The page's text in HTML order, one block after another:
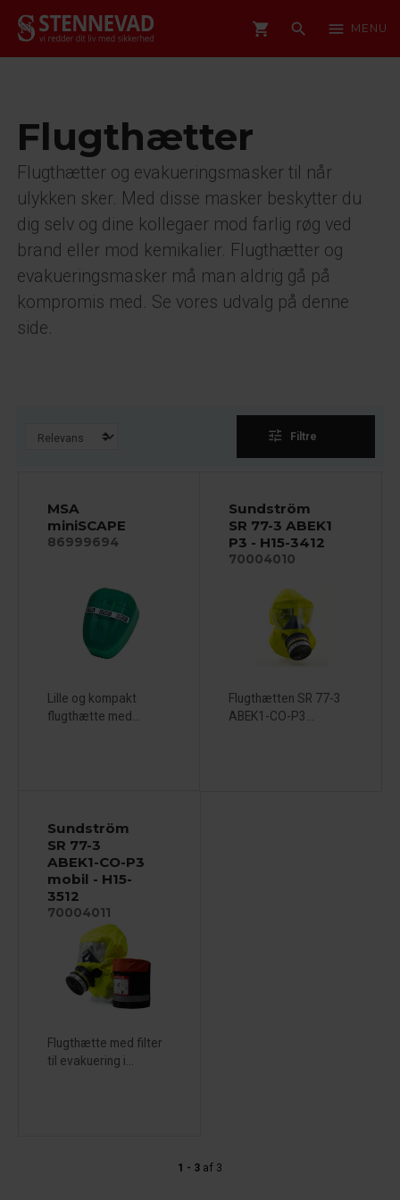
shopping_cart search menu MENU
Flugthætter
Flugthætter og evakueringsmasker til når
ulykken sker. Med disse masker beskytter du
dig selv og dine kollegaer mod farlig røg ved
brand eller mod kemikalier. Flugthætter og
evakueringsmasker må man aldrig gå på
kompromis med. Se vores udvalg på denne
side.
tune Filtre
MSA
miniSCAPE
86999694
Lille og kompakt
flugthætte med...
Sundström
SR 77-3 ABEK1
P3 - H15-3412
70004010
Flugthætten SR 77-3
ABEK1-CO-P3...
Sundström
SR 77-3
ABEK1-CO-P3
mobil - H15-
3512
70004011
Flugthætte med filter
til evakuering i...
1 - 3 af 3